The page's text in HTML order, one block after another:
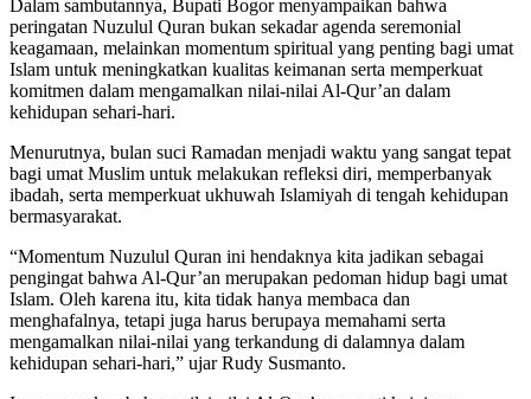
Dalam sambutannya, Bupati Bogor menyampaikan bahwa
peringatan Nuzulul Quran bukan sekadar agenda seremonial
keagamaan, melainkan momentum spiritual yang penting bagi umat
Islam untuk meningkatkan kualitas keimanan serta memperkuat
komitmen dalam mengamalkan nilai-nilai Al-Qur’an dalam
kehidupan sehari-hari.
Menurutnya, bulan suci Ramadan menjadi waktu yang sangat tepat
bagi umat Muslim untuk melakukan refleksi diri, memperbanyak
ibadah, serta memperkuat ukhuwah Islamiyah di tengah kehidupan
bermasyarakat.
“Momentum Nuzulul Quran ini hendaknya kita jadikan sebagai
pengingat bahwa Al-Qur’an merupakan pedoman hidup bagi umat
Islam. Oleh karena itu, kita tidak hanya membaca dan
menghafalnya, tetapi juga harus berupaya memahami serta
mengamalkan nilai-nilai yang terkandung di dalamnya dalam
kehidupan sehari-hari,” ujar Rudy Susmanto.